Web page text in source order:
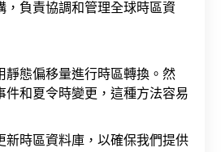
，負責協調和管理全球時區資
靜態偏移量進行時區轉換。然
件和夏令時變更，這種方法容易
新時區資料庫，以確保我們提供